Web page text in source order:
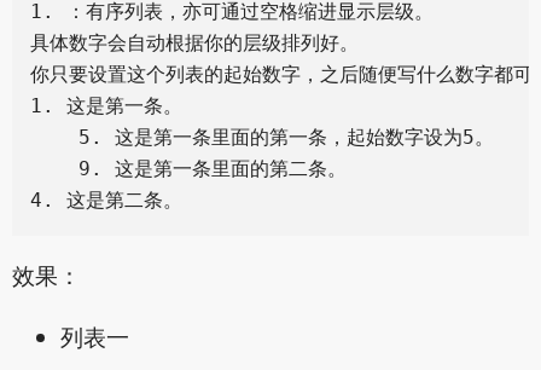
1. ：有序列表，亦可通过空格缩进显示层级。
具体数字会自动根据你的层级排列好。
你只要设置这个列表的起始数字，之后随便写什么数字都可
1. 这是第一条。
    5. 这是第一条里面的第一条，起始数字设为5。
    9. 这是第一条里面的第二条。
效果：
列表一